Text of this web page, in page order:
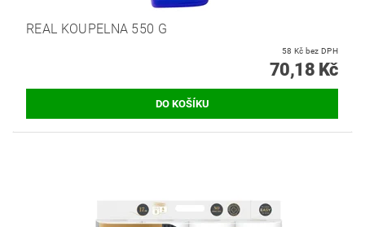
REAL KOUPELNA 550 G
58 Kč bez DPH
70,18 Kč